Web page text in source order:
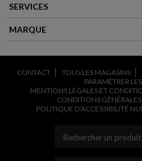
SERVICES
MARQUE
CONTACT TOUS LES MAGASINS
PARAMÉTRER
MENTIONS LÉGALES ET
CONDITIONS
POLITIQUE D’ACCESSIBILITÉ